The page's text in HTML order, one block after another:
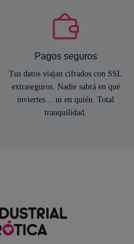
Pagos seguros
Tus datos viajan cifrados con SSL
extraseguros. Nadie sabrá en qué
inviertes… ni en quién. Total
tranquilidad.